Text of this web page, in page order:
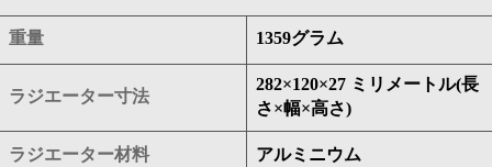
重量 1359グラム
ラジエーター寸法
282×120×27 ミリメートル(長
さ×幅×高さ)
ラジエーター材料 アルミニウム